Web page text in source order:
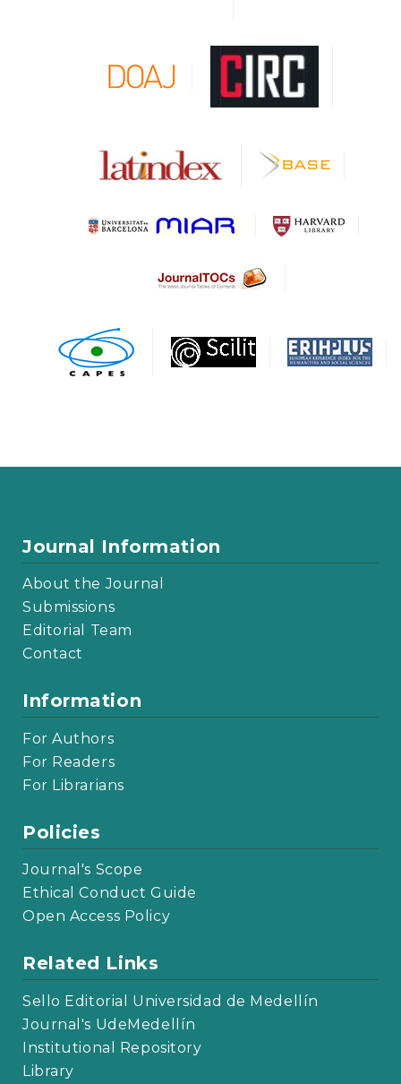
Journal Information
About the Journal
Submissions
Editorial Team
Contact
Information
For Authors
For Readers
For Librarians
Policies
Journal's Scope
Ethical Conduct Guide
Open Access Policy
Related Links
Sello Editorial Universidad de Medellín
Journal's UdeMedellín
Institutional Repository
Library